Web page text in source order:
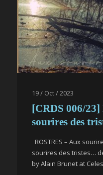
19 / Oct / 2023
[CRDS 006/
sourires des
ROSTRES – Aux
sourires des tristes…
by Alain Brunet at